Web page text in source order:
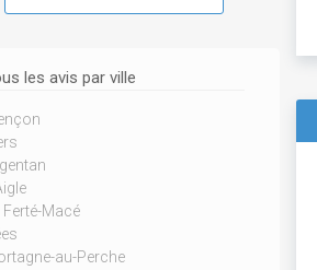
les avis par ville
Ferté-Macé
au-Perche